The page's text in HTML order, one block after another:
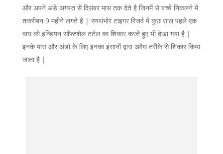
और अपने अंडे अगस्त से दिसंबर मास तक देते है जिनमें से बच्चे निकलने में
तकरीबन 9 महीने लगते है | रणथंभोर टाइगर रिजर्व में कुछ साल पहले एक
बाघ को इन्डियन सॉफ्टशेल टर्टल का शिकार करते हुए भी देखा गया है |
इनके मांस और अंडो के लिए इनका इंसानों द्वारा अवैध तरीके से शिकार किया
जाता है |